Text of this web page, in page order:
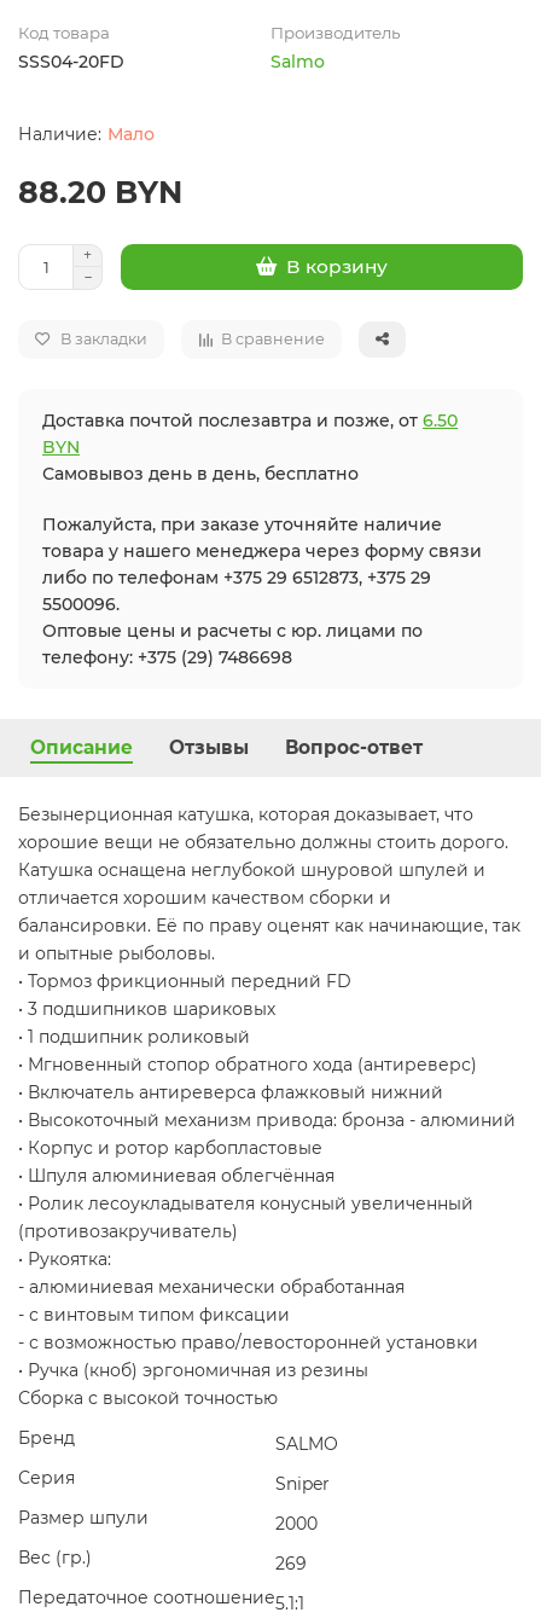
Код товара
SSS04-20FD
Производитель
Salmo
Мало
88.20 BYN
В корзину
В закладки В сравнение
Доставка почтой послезавтра и позже, от 6.50
BYN
Самовывоз день в день, бесплатно
Пожалуйста, при заказе уточняйте наличие
товара у нашего менеджера через форму связи
либо по телефонам +375 29 6512873, +375 29
5500096.
Оптовые цены и расчеты с юр. лицами по
телефону: +375 (29) 7486698
Описание Отзывы Вопрос-ответ
Безынерционная катушка, которая доказывает, что
хорошие вещи не обязательно должны стоить дорого.
Катушка оснащена неглубокой шнуровой шпулей и
отличается хорошим качеством сборки и
балансировки. Её по праву оценят как начинающие, так
и опытные рыболовы.
• Тормоз фрикционный передний FD
• 3 подшипников шариковых
• 1 подшипник роликовый
• Мгновенный стопор обратного хода (антиреверс)
• Включатель антиреверса флажковый нижний
• Высокоточный механизм привода: бронза - алюминий
• Корпус и ротор карбопластовые
• Шпуля алюминиевая облегчённая
• Ролик лесоукладывателя конусный увеличенный
(противозакручиватель)
• Рукоятка:
- алюминиевая механически обработанная
- с винтовым типом фиксации
- с возможностью право/левосторонней установки
• Ручка (кноб) эргономичная из резины
Сборка с высокой точностью
Бренд
SALMO
Серия
Sniper
Размер шпули
2000
Вес (гр.)
269
Передаточное соотношение5.1:1